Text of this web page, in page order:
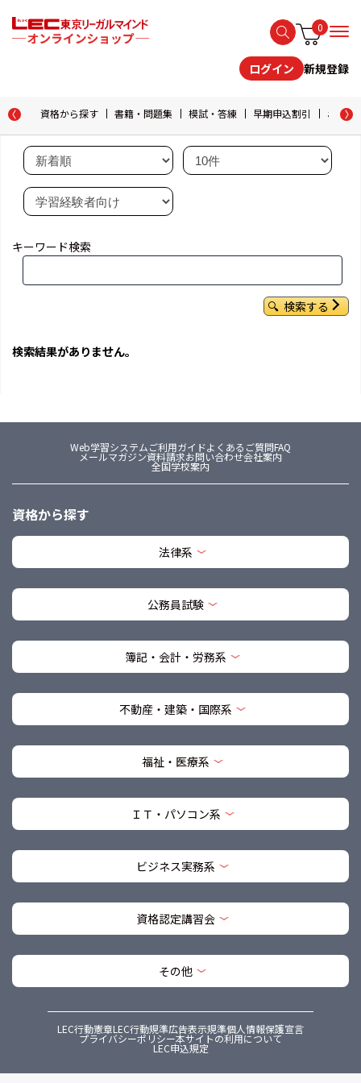
0
ログイン 新規登録
資格から探す 書籍・問題集 模試・答練 早期申込割引 おため
キーワード検索
検索する
検索結果がありません。
Web学習システムご利用ガイドよくあるご質問FAQ
メールマガジン資料請求お問い合わせ会社案内
全国学校案内
資格から探す
法律系
公務員試験
簿記・会計・労務系
不動産・建築・国際系
福祉・医療系
ＩＴ・パソコン系
ビジネス実務系
資格認定講習会
その他
LEC行動憲章LEC行動規準広告表示規準個人情報保護宣言
プライバシーポリシー本サイトの利用について
LEC申込規定